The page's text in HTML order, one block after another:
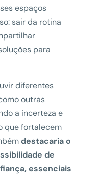
espaços
sair da rotina
para
diferentes
outras
a incerteza e
que fortalecem
destacaria o
de
essenciais